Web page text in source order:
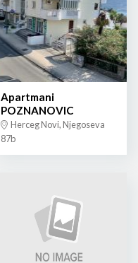
Apartmani
POZNANOVIC
Herceg Novi, Njegoseva
87b